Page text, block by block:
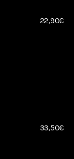
22,90€
33,50€